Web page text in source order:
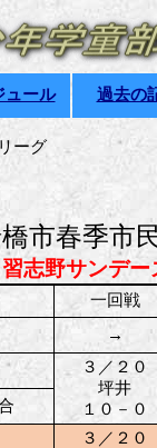
ュール 過去の
ーグ
市春季市
志野サンデ
一回戦
→
３／２０
坪井
１０－０
３／２０